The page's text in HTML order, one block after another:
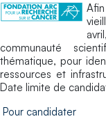
communauté
thématique, pour
ressources et
Date limite de
Pour candidater